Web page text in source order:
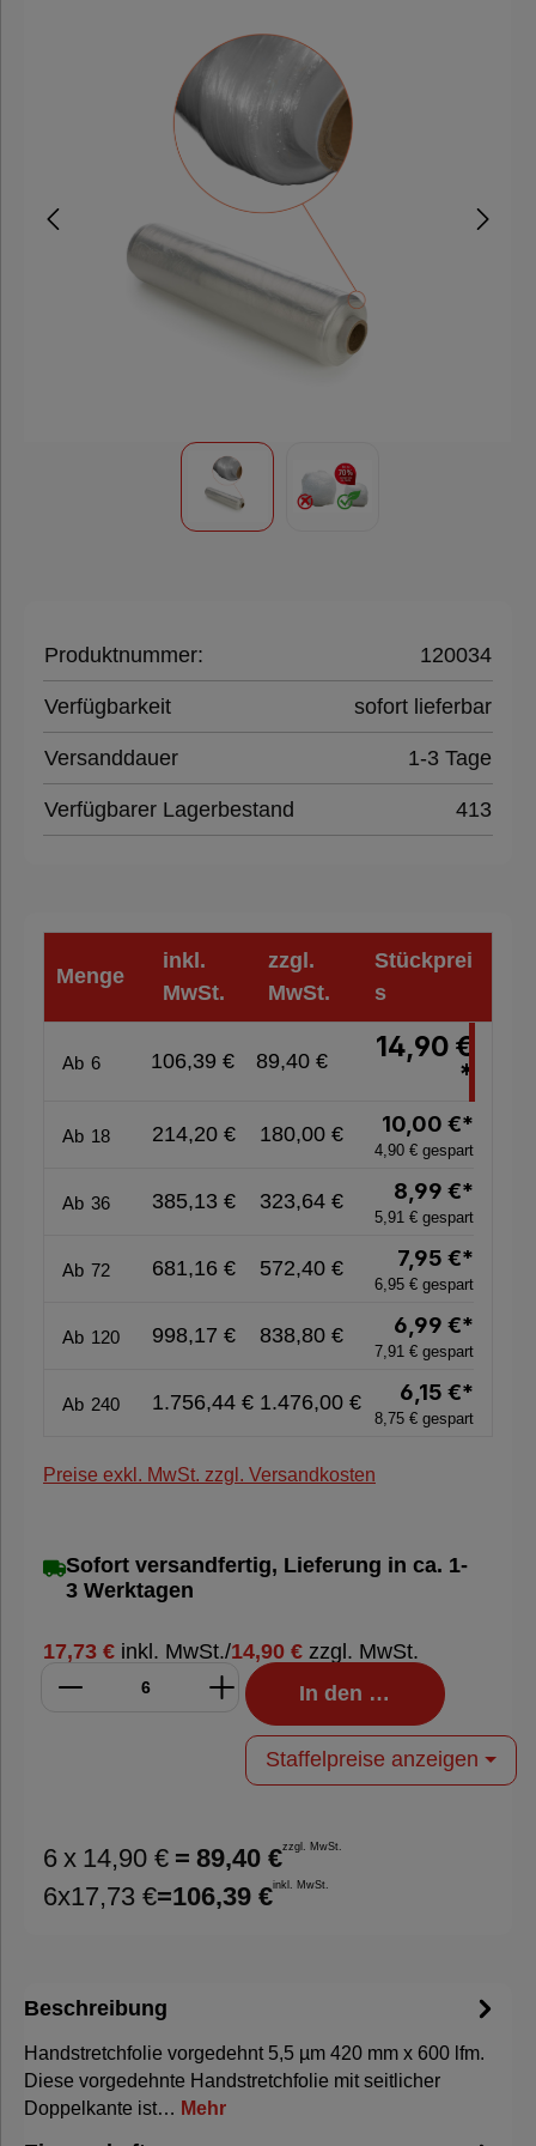
Stretchfolie
Umreifungsband
Banderolenfolie
Schrumpffolie
Schrumpfhauben
Abdeckblätter
Hygieneprodukte
%
%
Verpackung
Produktnummer: 120034
Verfügbarkeit sofort lieferbar
Versanddauer 1-3 Tage
Verfügbarer Lagerbestand 413
Menge
inkl.
MwSt.
zzgl.
MwSt.
Stückprei
s
Ab 6 106,39 € 89,40 €
14,90 €
*
Ab 18 214,20 € 180,00 € 10,00 €*
4,90 € gespart
Ab 36 385,13 € 323,64 € 8,99 €*
5,91 € gespart
Ab 72 681,16 € 572,40 € 7,95 €*
6,95 € gespart
Ab 120 998,17 € 838,80 € 6,99 €*
7,91 € gespart
Ab 240 1.756,44 € 1.476,00 € 6,15 €*
8,75 € gespart
Preise exkl. MwSt. zzgl. Versandkosten
Sofort versandfertig, Lieferung in ca. 1-
3 Werktagen
17,73 € inkl. MwSt./14,90 € zzgl. MwSt.
In den Warenkorb
Staffelpreise anzeigen
6 x 14,90 € = 89,40 €zzgl. MwSt.
6x17,73 €=106,39 €inkl. MwSt.
Beschreibung
Handstretchfolie vorgedehnt 5,5 µm 420 mm x 600 lfm.
Diese vorgedehnte Handstretchfolie mit seitlicher
Doppelkante ist… Mehr